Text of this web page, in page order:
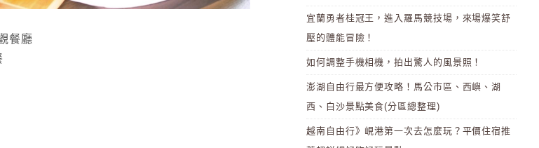
餐廳
宜蘭勇者桂冠王，進入羅馬競技場，來場爆笑舒
壓的體能冒險！
如何調整手機相機，拍出驚人的風景照！
澎湖自由行最方便攻略！馬公市區、西嶼、湖
西、白沙景點美食(分區總整理)
越南自由行》峴港第一次去怎麼玩？平價住宿推